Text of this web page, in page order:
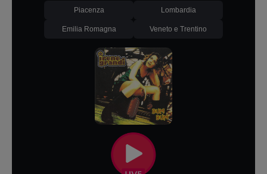
Piacenza Lombardia
Emilia Romagna Veneto e Trentino